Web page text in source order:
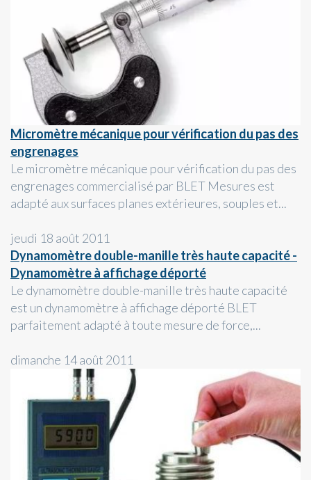
Micromètre mécanique pour vérification du pas des
engrenages
Le micromètre mécanique pour vérification du pas des
engrenages commercialisé par BLET Mesures est
adapté aux surfaces planes extérieures, souples et...
jeudi 18 août 2011
Dynamomètre double-manille très haute capacité -
Dynamomètre à affichage déporté
Le dynamomètre double-manille très haute capacité
est un dynamomètre à affichage déporté BLET
parfaitement adapté à toute mesure de force,...
dimanche 14 août 2011